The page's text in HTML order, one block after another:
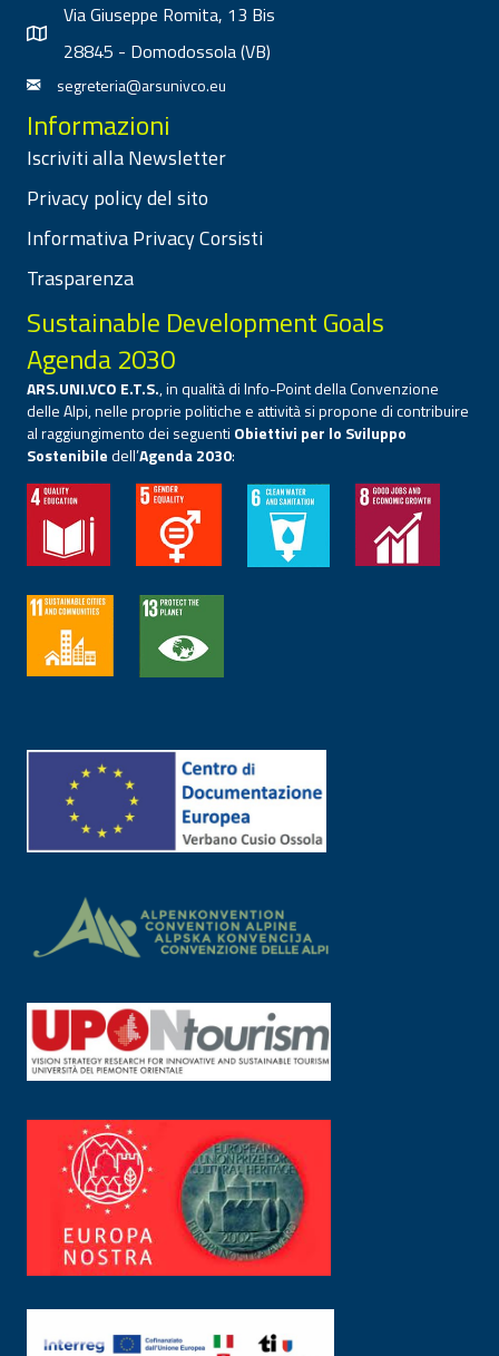
Via Giuseppe Romita, 13 Bis
28845 - Domodossola (VB)
segreteria@arsunivco.eu
Informazioni
Iscriviti alla Newsletter
Privacy policy del sito
Informativa Privacy Corsisti
Trasparenza
Sustainable Development Goals
Agenda 2030
ARS.UNI.VCO E.T.S., in qualità di Info-Point della Convenzione
delle Alpi, nelle proprie politiche e attività si propone di contribuire
al raggiungimento dei seguenti Obiettivi per lo Sviluppo
Sostenibiledell’Agenda 2030: